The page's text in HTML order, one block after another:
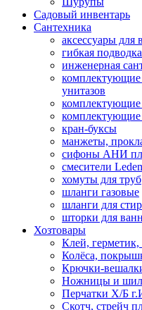
Садовый инвентарь
Сантехника
аксессуары
гибкая
инженерная
комплектующие
унитазов
комплектующие
комплектующие
кран-буксы
манжеты,
сифоны АНИ
смесители
хомуты для труб
шланги газовые
шланги для
шторки для
Хозтовары
Клей,
Колёса,
Крючки-
Ножницы и
Перчатки Х/Б
Скотч, стрейч